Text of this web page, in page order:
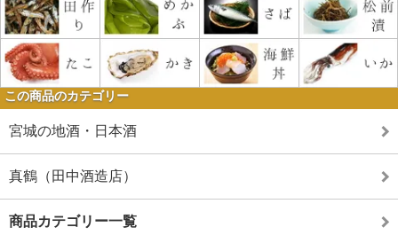
この商品のカテゴリー
宮城の地酒・日本酒
真鶴（田中酒造店）
商品カテゴリー一覧